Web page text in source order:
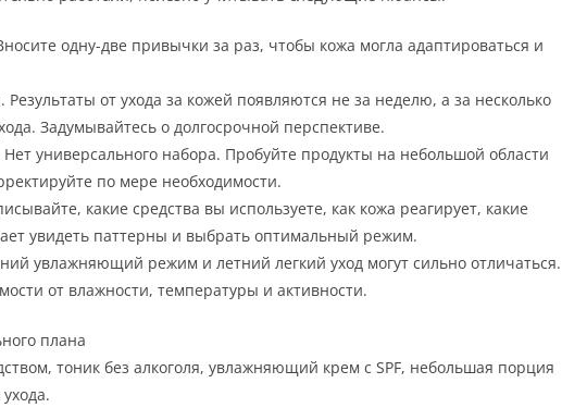
одну-две привычки за раз, чтобы кожа могла адаптироваться и
от ухода за кожей появляются не за неделю, а за несколько
Задумывайтесь о долгосрочной перспективе.
универсального набора. Пробуйте продукты на небольшой области
по мере необходимости.
какие средства вы используете, как кожа реагирует, какие
увидеть паттерны и выбрать оптимальный режим.
увлажняющий режим и летний легкий уход могут сильно отличаться.
от влажности, температуры и активности.
плана
тоник без алкоголя, увлажняющий крем с SPF, небольшая порция